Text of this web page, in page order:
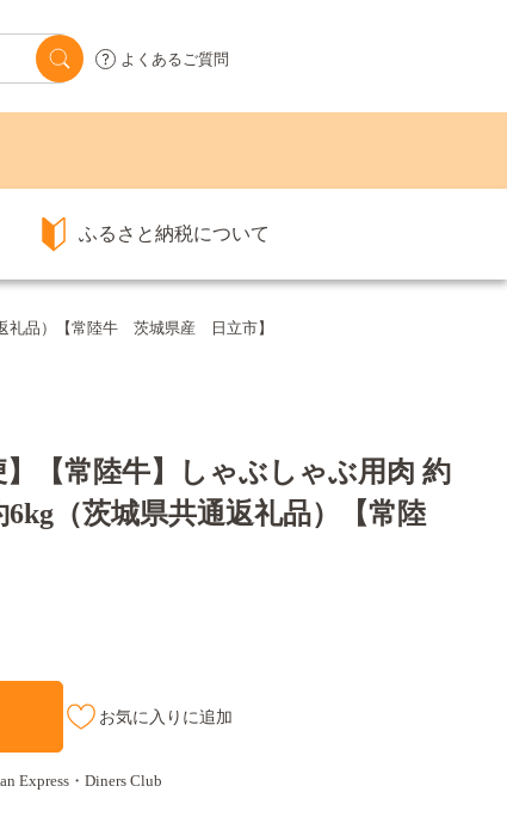
よくあるご質問
ふるさと納税について
礼品）【常陸牛 茨城県産 日立市】
【常陸牛】しゃぶしゃぶ用肉 約
（茨城県共通返礼品）【常陸
お気に入りに追加
Express・Diners Club